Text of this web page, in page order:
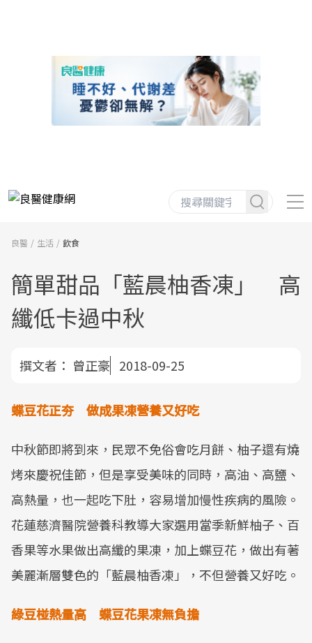
良醫 生活 飲食
簡單甜品「藍晨柚香凍」 高
纖低卡過中秋
撰文者： 曾正豪 2018-09-25
蝶豆花正夯 做成果凍營養又好吃
中秋節即將到來，民眾不免俗會吃月餅、柚子還有燒
烤來慶祝佳節，但是享受美味的同時，高油、高鹽、
高熱量，也一起吃下肚，容易增加慢性疾病的風險。
花蓮慈濟醫院營養科教導大家選用當季新鮮柚子、百
香果等水果做出高纖的果凍，加上蝶豆花，做出有著
美麗漸層雙色的「藍晨柚香凍」，不但營養又好吃。
綠豆椪熱量高 蝶豆花果凍無負擔